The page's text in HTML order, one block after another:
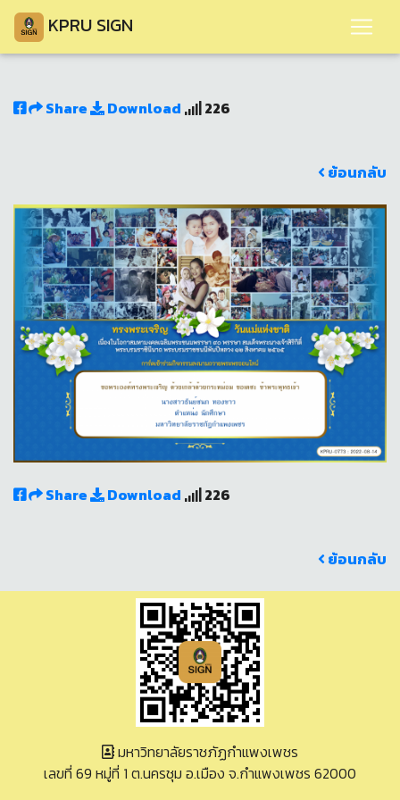
KPRU SIGN
Share Download 226
ย้อนกลับ
Share Download 226
ย้อนกลับ
มหาวิทยาลัยราชภัฏกำแพงเพชร
เลขที่ 69 หมู่ที่ 1 ต.นครชุม อ.เมือง จ.กำแพงเพชร 62000